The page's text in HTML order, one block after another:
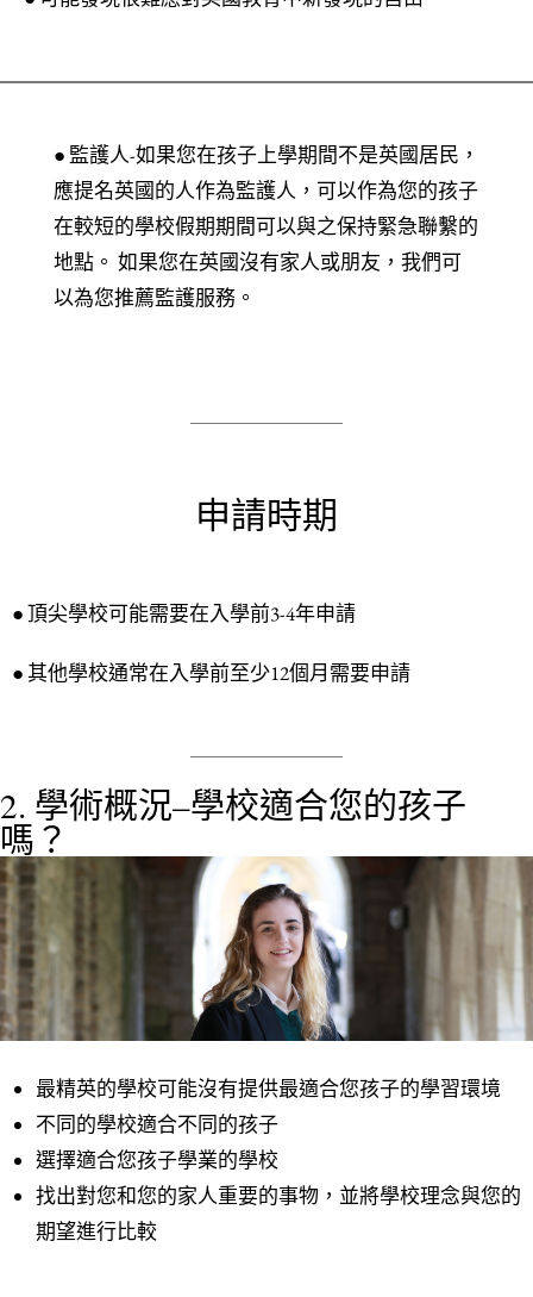
● 監護人-如果您在孩子上學期間不是英國居民，
應提名英國的人作為監護人，可以作為您的孩子
在較短的學校假期期間可以與之保持緊急聯繫的
地點。 如果您在英國沒有家人或朋友，我們可
以為您推薦監護服務。
申請時期
● 頂尖學校可能需要在入學前3-4年申請
● 其他學校通常在入學前至少12個月需要申請
2. 學術概況–學校適合您的孩子
嗎？
最精英的學校可能沒有提供最適合您孩子的學習環境
不同的學校適合不同的孩子
選擇適合您孩子學業的學校
找出對您和您的家人重要的事物，並將學校理念與您的
期望進行比較